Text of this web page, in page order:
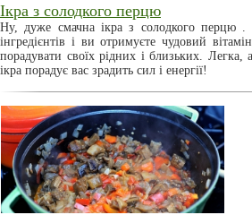
Ікра з солодкого перцю
Ну, дуже смачна ікра з солодкого перцю .
інгредієнтів і ви отримуєте чудовий
порадувати своїх рідних і близьких. Легка,
ікра порадує вас зрадить сил і енергії!